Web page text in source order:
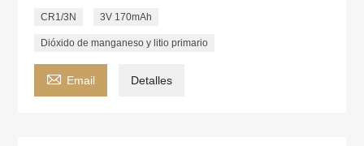
CR1/3N 3V 170mAh
Dióxido de manganeso y litio primario
 Email Detalles